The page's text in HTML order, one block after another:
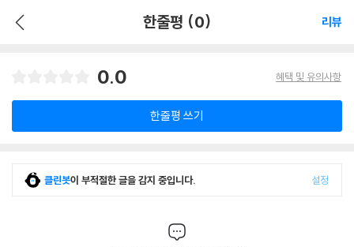
한줄평 (0) 리뷰
0.0 혜택 및 유의사항
한줄평 쓰기
클린봇이 부적절한 글을 감지 중입니다. 설정